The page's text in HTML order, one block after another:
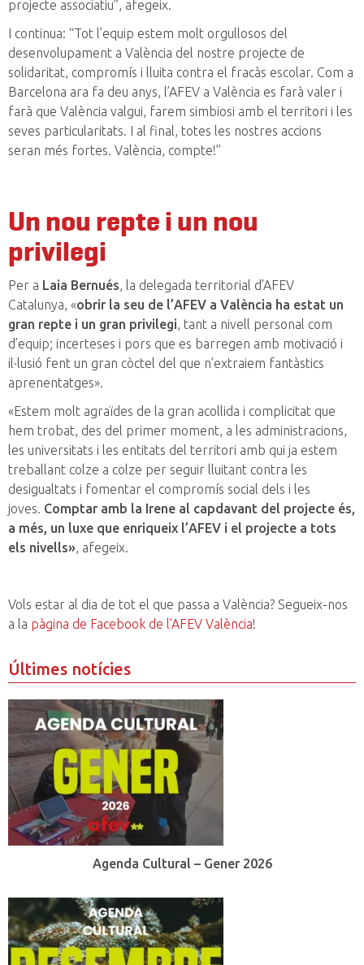
projecte associatiu”, afegeix.
I continua: “Tot l’equip estem molt orgullosos del
desenvolupament a València del nostre projecte de
solidaritat, compromís i lluita contra el fracàs escolar. Com a
Barcelona ara fa deu anys, l’AFEV a València es farà valer i
farà que València valgui, farem simbiosi amb el territori i les
seves particularitats. I al final, totes les nostres accions
seran més fortes. València, compte!”
Un nou repte i un nou
privilegi
Per a Laia Bernués, la delegada territorial d’AFEV
Catalunya, «obrir la seu de l’AFEV a València ha estat un
gran repte i un gran privilegi, tant a nivell personal com
d’equip; incerteses i pors que es barregen amb motivació i
il·lusió fent un gran còctel del que n’extraiem fantàstics
aprenentatges».
«Estem molt agraïdes de la gran acollida i complicitat que
hem trobat, des del primer moment, a les administracions,
les universitats i les entitats del territori amb qui ja estem
treballant colze a colze per seguir lluitant contra les
desigualtats i fomentar el compromís social dels i les
joves. Comptar amb la Irene al capdavant del projecte és,
a més, un luxe que enriqueix l’AFEV i el projecte a tots
els nivells», afegeix.
Vols estar al dia de tot el que passa a València? Segueix-nos
a la pàgina de Facebook de l’AFEV València!
Últimes notícies
Agenda Cultural – Gener 2026